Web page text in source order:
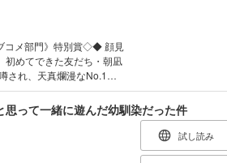
部門》特別賞◇◆ 顔見
初めてできた友だち・朝凪
され、天真爛漫なNo.1美
さんは―― 金曜日の放課後
ーム、漫画の趣味も合う彼
素顔は、普段のしっかり者
ー、一緒に漫画読むんだ
ッドなの。ほら、おい
って一緒に遊んだ幼馴染だった件
試し読み